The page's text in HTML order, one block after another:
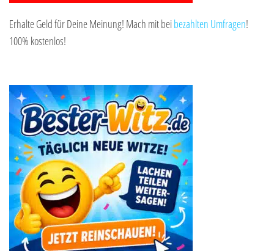
Erhalte Geld für Deine Meinung! Mach mit beibezahlten Umfragen!
100% kostenlos!